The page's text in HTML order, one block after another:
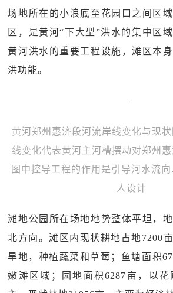
场地所在的小浪底至花园口之间区
区，是黄河“下大型”洪水的集中区
黄河洪水的重要工程设施，滩区本
洪功能。
黄河郑州惠济段河流岸线变化与现
线变化代表黄河主河槽摆动对郑州惠
图中控导工程的作用是引导河水流
人设计
滩地公园所在场地地势整体平坦，
北方向。滩区内现状耕地占地7200
旱地，种植蔬菜和草莓；鱼塘面积
嫩滩区域；园地面积6287亩，以